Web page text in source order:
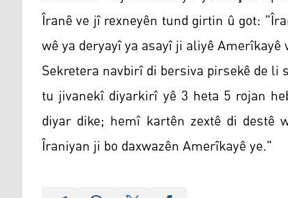
Îranê ve jî rexneyên tund girtin û got:
wê ya deryayî ya asayî ji aliyê
Sekretera navbirî di bersiva pirsekê de
tu jivanekî diyarkirî yê 3 heta 5 rojan
diyar dike; hemî kartên zextê di
Îraniyan ji bo daxwazên Amerîkayê ye."